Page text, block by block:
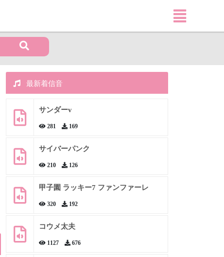
最新着信音
サンダーv
281 169
サイバーパンク
210 126
甲子園 ラッキー7 ファンファーレ
320 192
コウメ太夫
1127 676